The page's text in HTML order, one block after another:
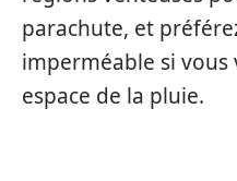
parachute, et
imperméable si
espace de la pluie.